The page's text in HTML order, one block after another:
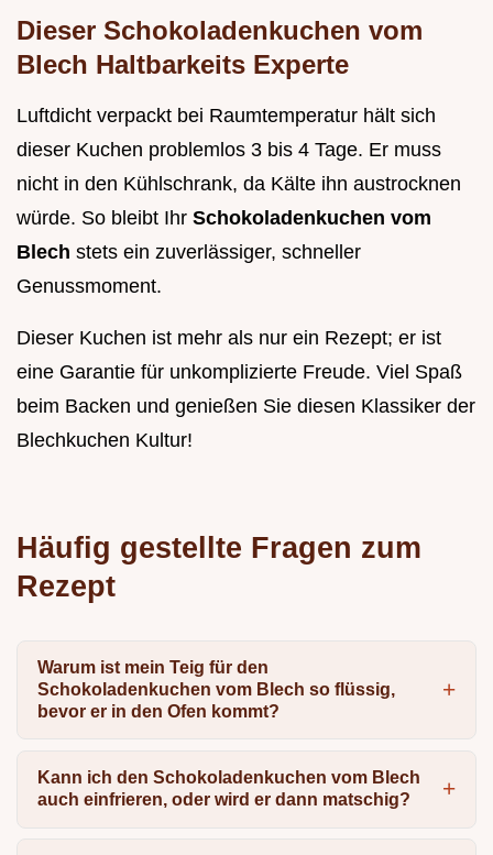
Dieser Schokoladenkuchen vom
Blech Haltbarkeits Experte
Luftdicht verpackt bei Raumtemperatur hält sich
dieser Kuchen problemlos 3 bis 4 Tage. Er muss
nicht in den Kühlschrank, da Kälte ihn austrocknen
würde. So bleibt Ihr Schokoladenkuchen vom
Blech stets ein zuverlässiger, schneller
Genussmoment.
Dieser Kuchen ist mehr als nur ein Rezept; er ist
eine Garantie für unkomplizierte Freude. Viel Spaß
beim Backen und genießen Sie diesen Klassiker der
Blechkuchen Kultur!
Häufig gestellte Fragen zum
Rezept
Warum ist mein Teig für den
Schokoladenkuchen vom Blech so flüssig,
bevor er in den Ofen kommt?
Kann ich den Schokoladenkuchen vom Blech
auch einfrieren, oder wird er dann matschig?